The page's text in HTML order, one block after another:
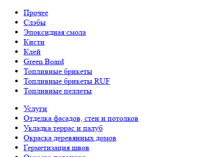
Прочее
Слэбы
Эпоксидная смола
Кисти
Клей
Green Board
Топливные брикеты
Топливные брикеты RUF
Топливные пеллеты
Услуги
Отделка фасадов, стен и потолков
Укладка террас и палуб
Окраска деревянных домов
Герметизация швов